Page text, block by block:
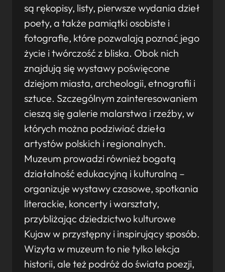
są rękopisy, listy, pierwsze wydania dzieł
poety, a także pamiątki osobiste i
fotografie, które pozwalają poznać jego
życie i twórczość z bliska. Obok nich
znajdują się wystawy poświęcone
dziejom miasta, archeologii, etnografii i
sztuce. Szczególnym zainteresowaniem
cieszą się galerie malarstwa i rzeźby, w
których można podziwiać dzieła
artystów polskich i regionalnych.
Muzeum prowadzi również bogatą
działalność edukacyjną i kulturalną –
organizuje wystawy czasowe, spotkania
literackie, koncerty i warsztaty,
przybliżając dziedzictwo kulturowe
Kujaw w przystępny i inspirujący sposób.
Wizyta w muzeum to nie tylko lekcja
historii, ale też podróż do świata poezji,